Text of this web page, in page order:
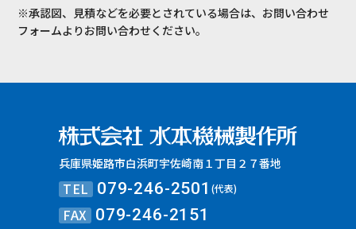
※承認図、見積などを必要とされている場合は、お問い合わせ
フォームよりお問い合わせください。
兵庫県姫路市白浜町宇佐崎南１丁目２７番地
TEL 079-246-2501(代表)
FAX 079-246-2151